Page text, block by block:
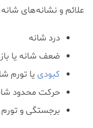
علائم و نشانه‌های
درد شانه
ضعف شانه یا
کبودییا تورم
حرکت محدود
برجستگی و تورم